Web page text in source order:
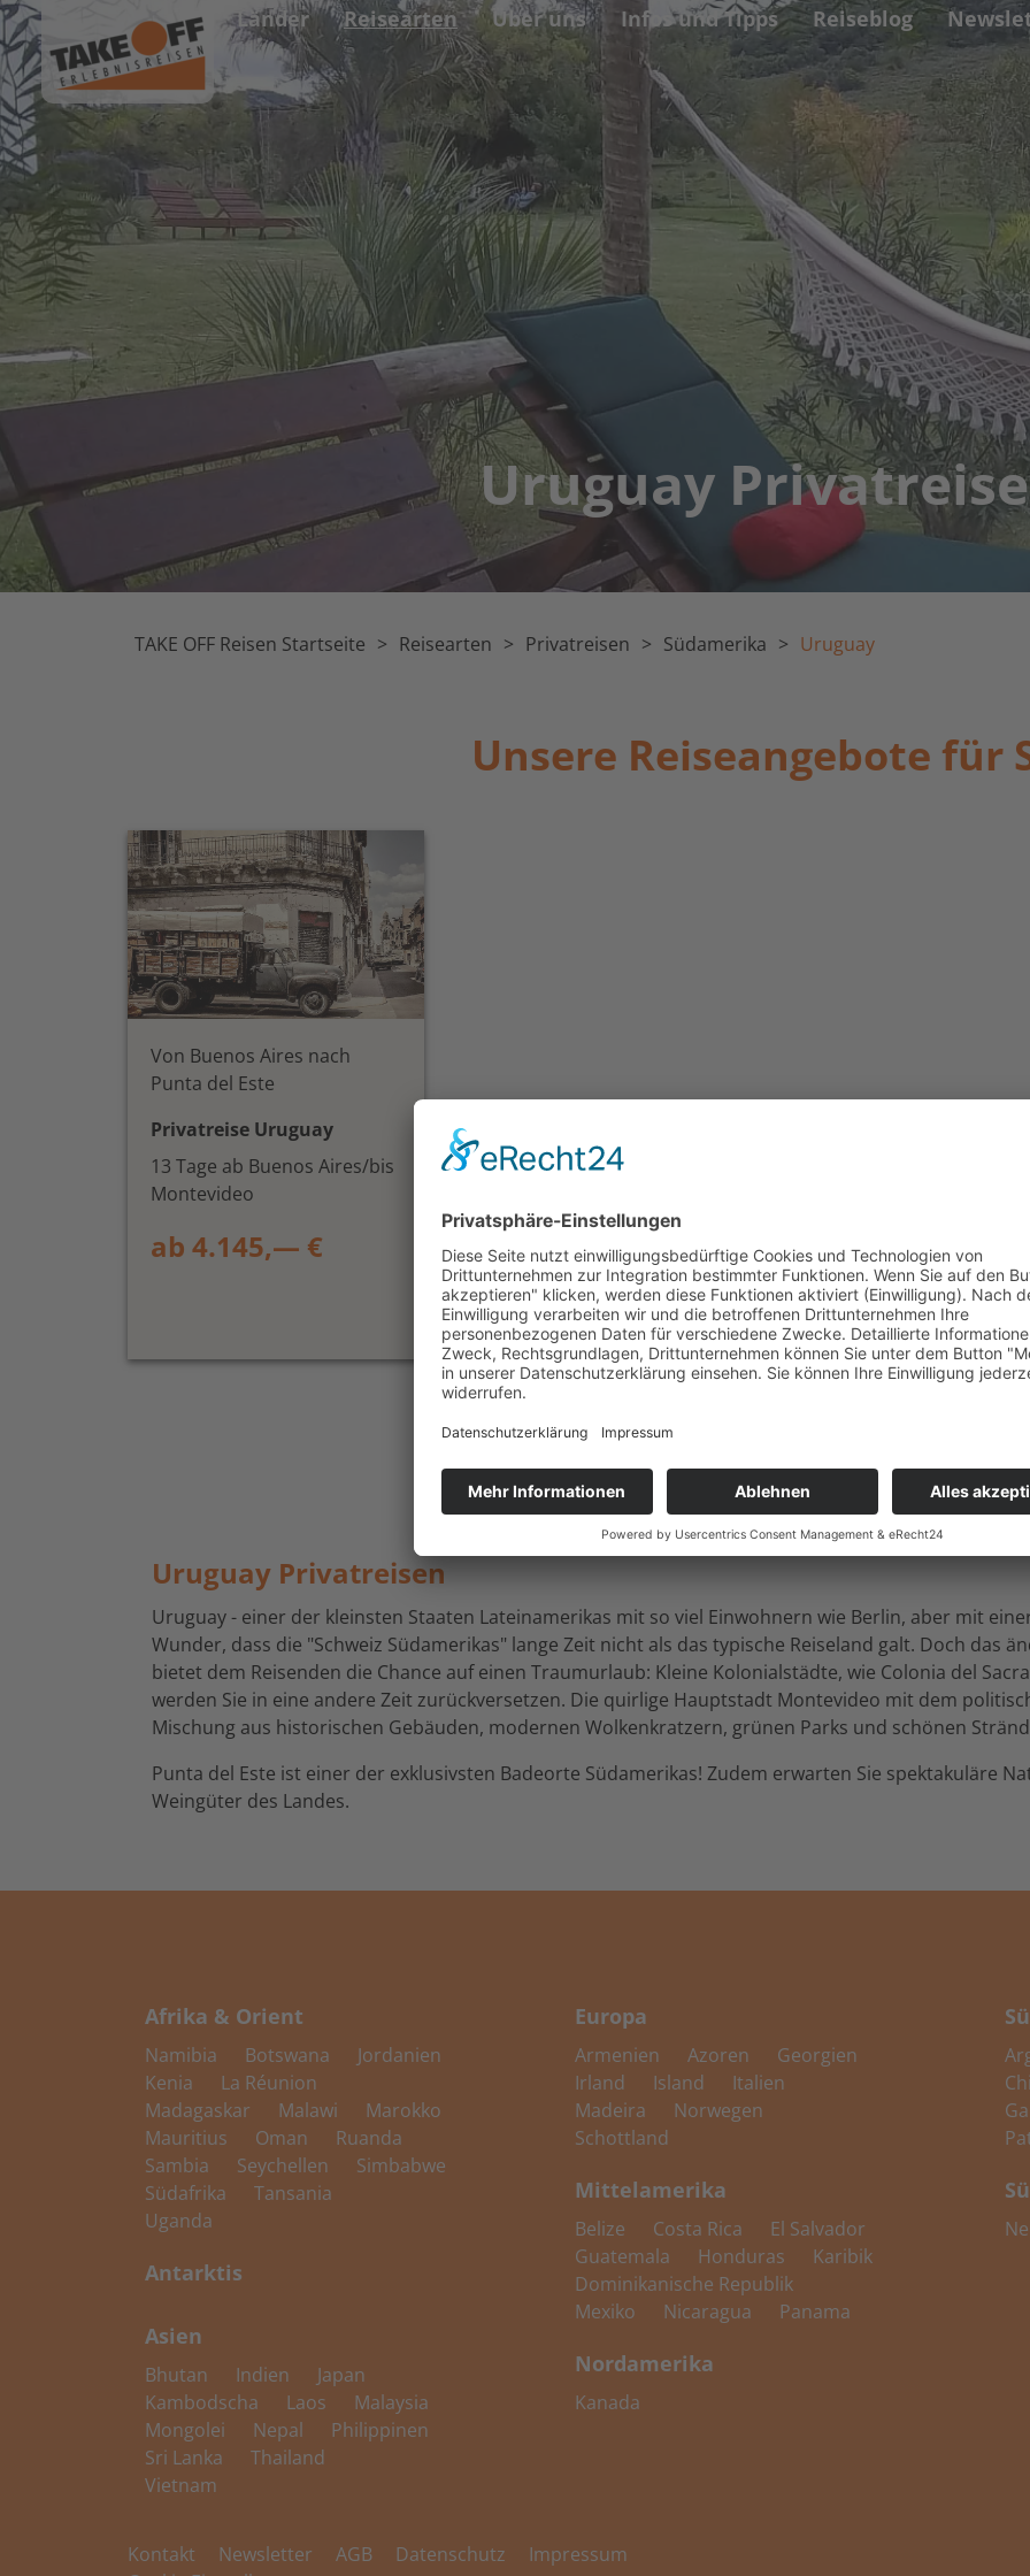
Länder Reisearten Über uns Infos und Tipps Reiseblog
Uruguay
TAKE OFF Reisen Startseite Reisearten Privatreisen Südamerika Uruguay
Unsere Reiseangebote für
Von Buenos Aires nach
Punta del Este
Privatreise Uruguay
13 Tage ab Buenos Aires/bis
Montevideo
ab 4.145,— €
Uruguay Privatreisen
Uruguay - einer der kleinsten Staaten Lateinamerikas mit so viel Einwohnern wie Berlin, aber mit
Wunder, dass die "Schweiz Südamerikas" lange Zeit nicht als das typische Reiseland galt. Doch das
bietet dem Reisenden die Chance auf einen Traumurlaub: Kleine Kolonialstädte, wie Colonia del
werden Sie in eine andere Zeit zurückversetzen. Die quirlige Hauptstadt Montevideo mit dem
Mischung aus historischen Gebäuden, modernen Wolkenkratzern, grünen Parks und schönen
Punta del Este ist einer der exklusivsten Badeorte Südamerikas! Zudem erwarten Sie spektakuläre
Weingüter des Landes.
Afrika & Orient
Namibia Botswana
Jordanien
Kenia
La Réunion
Madagaskar
Malawi
Marokko
Mauritius
Oman
Ruanda
Sambia
Seychellen
Simbabwe
Südafrika
Tansania
Uganda
Antarktis
Asien
Bhutan Indien
Japan
Kambodscha
Laos
Malaysia
Mongolei
Nepal
Philippinen
Sri Lanka
Thailand
Vietnam
Europa
Armenien Azoren
Georgien
Irland
Island
Italien
Madeira
Norwegen
Schottland
Mittelamerika
Belize Costa Rica
El Salvador
Guatemala
Honduras
Karibik
Dominikanische Republik
Mexiko
Nicaragua Panama
Nordamerika
Kanada
Kontakt Newsletter AGB Datenschutz
Impressum